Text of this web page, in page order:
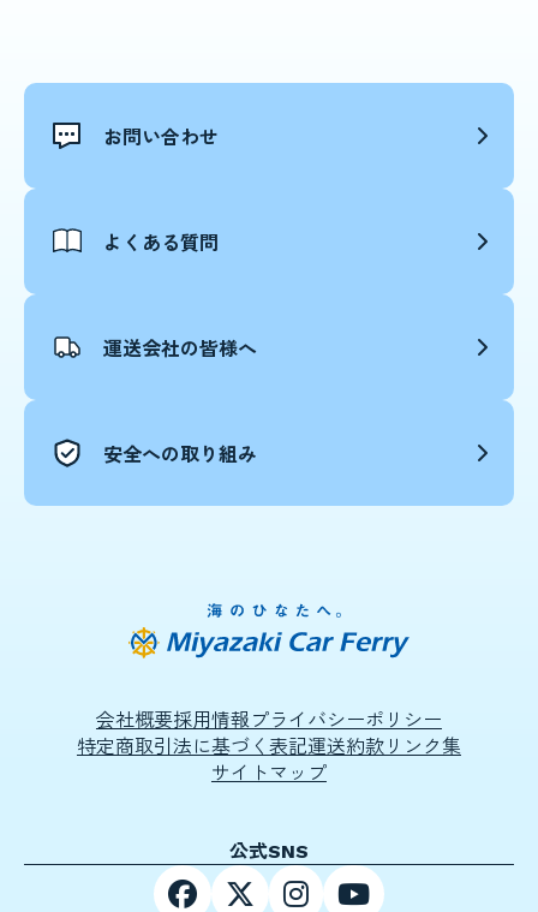
お問い合わせ
よくある質問
運送会社の皆様へ
安全への取り組み
会社概要採用情報プライバシーポリシー
特定商取引法に基づく表記運送約款リンク集
サイトマップ
公式SNS